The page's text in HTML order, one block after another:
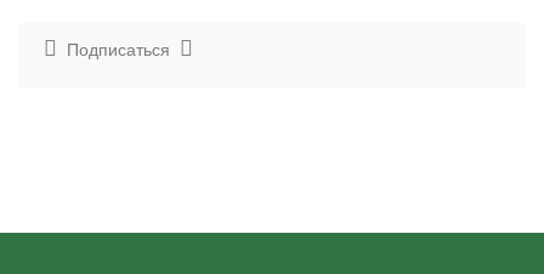
Подписаться